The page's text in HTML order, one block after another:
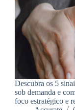
Descubra os 5
sob demanda e
foco estratégico e